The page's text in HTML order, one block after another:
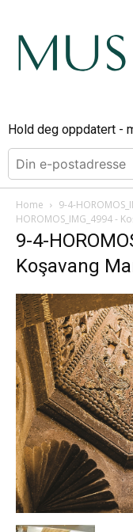
Hold deg oppdatert -
Home 9-4-
HOROMOS_IMG_4994 -
9-4-
Koşavang